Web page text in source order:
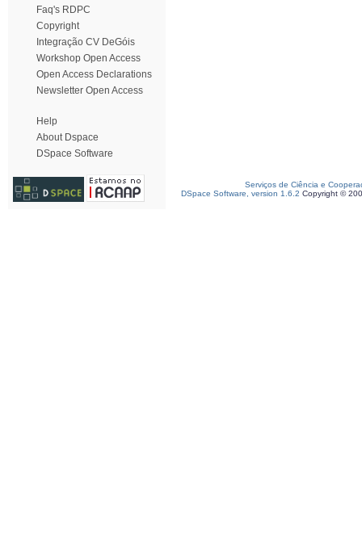
Faq's RDPC
Copyright
Integração CV DeGóis
Workshop Open Access
Open Access Declarations
Newsletter Open Access
Help
About Dspace
DSpace Software
Serviços de Ciência e
DSpace Software, version 1.6.2 Copyright ©